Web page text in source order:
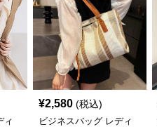
ィ
¥2,580 (税込)
ビジネスバッグ レディ